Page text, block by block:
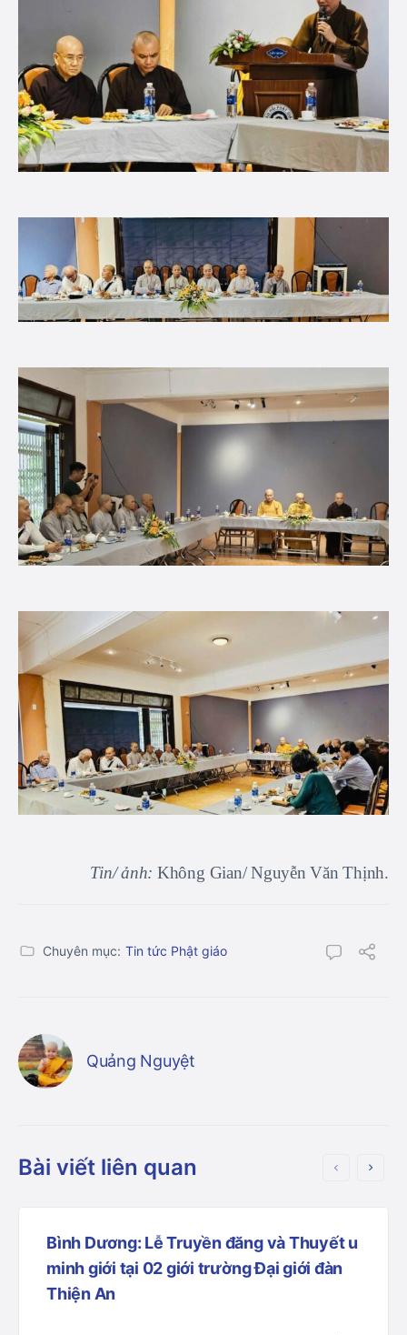
Tin/ ảnh: Không Gian/ Nguyễn Văn Thịnh.
Chuyên mục: Tin tức Phật giáo
Quảng Nguyệt
Bài viết liên quan
Bình Dương: Lễ Truyền đăng và Thuyết u
minh giới tại 02 giới trường Đại giới đàn
Thiện An